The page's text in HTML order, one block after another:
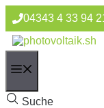
Zum
Inhalt
springen
04343 4 33 94
Suche